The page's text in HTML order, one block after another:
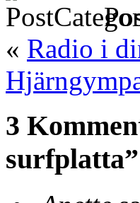
« Radio i
3
surfplatta”